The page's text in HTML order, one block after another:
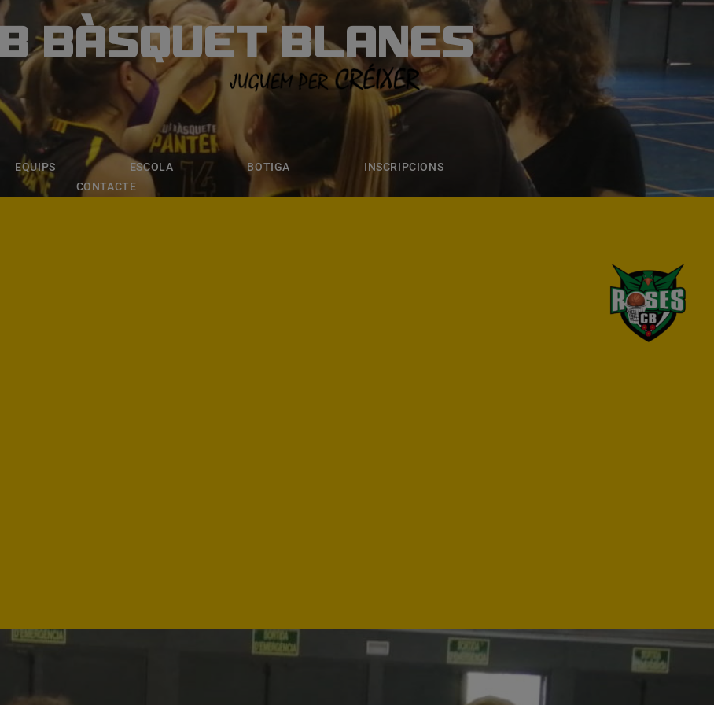
BÀSQUET BLANES
EQUIPS ESCOLA BOTIGA
INSCRIPCIONS
CONTACTE
BLANES
ESCOLA BOTIGA INSCRIPCIONS